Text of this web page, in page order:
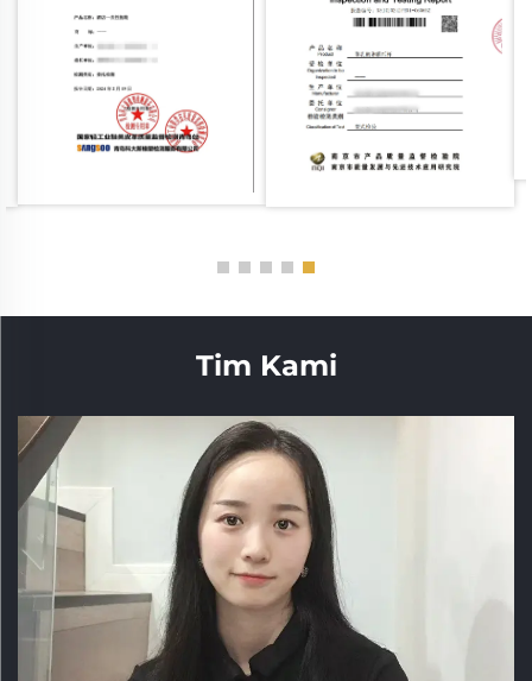
Tim Kami